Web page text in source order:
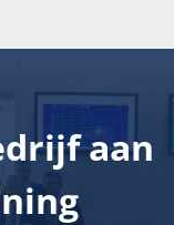
aan